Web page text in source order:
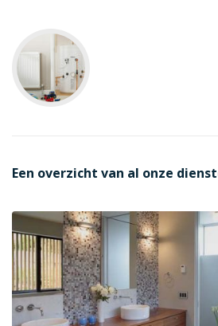
Een overzicht van al onze